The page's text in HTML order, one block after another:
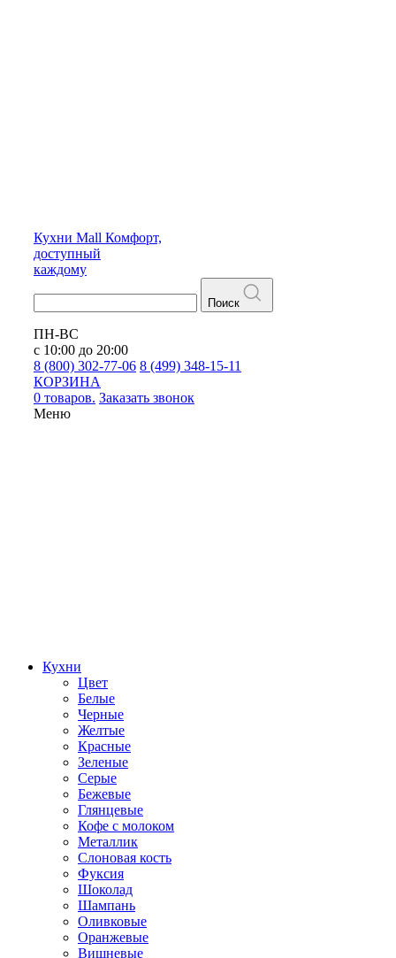
Кухни Mall Комфорт,
доступный
каждому
Поиск
ПН-ВС
с 10:00 до 20:00
8 (800) 302-77-06 8 (499) 348-15-11
КОРЗИНА
0 товаров. Заказать звонок
Меню
Кухни
Цвет
Белые
Черные
Желтые
Красные
Зеленые
Серые
Бежевые
Глянцевые
Кофе с молоком
Металлик
Слоновая кость
Фуксия
Шоколад
Шампань
Оливковые
Оранжевые
Вишневые